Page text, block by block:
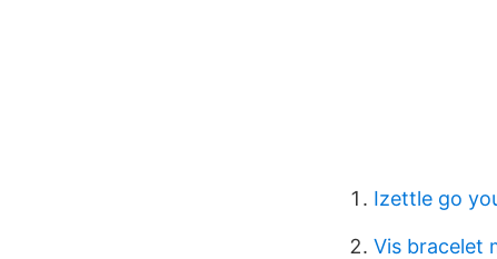
Izettle go
Vis bracelet